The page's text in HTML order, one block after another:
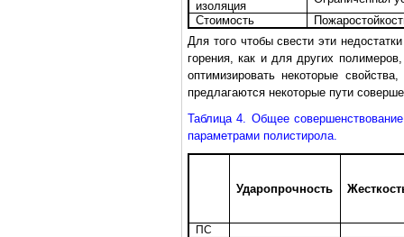
изоляция
Стоимость
Для того чтобы свести эти
горения, как и для других
оптимизировать некоторые
предлагаются некоторые пути
Таблица 4. Общее
параметрами полистирола.
Ударопрочность
ПС